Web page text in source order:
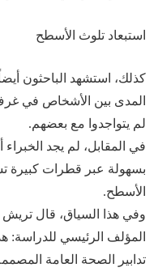
استبعاد تلوث الأسطح
كذلك، استشهد الباحثون
المدى بين الأشخاص في
لم يتواجدوا مع بعضهم.
في المقابل، لم يجد
بسهولة عبر قطرات كبيرة
الأسطح.
وفي هذا السياق، قال
المؤلف الرئيسي للدراسة:
تدابير الصحة العامة